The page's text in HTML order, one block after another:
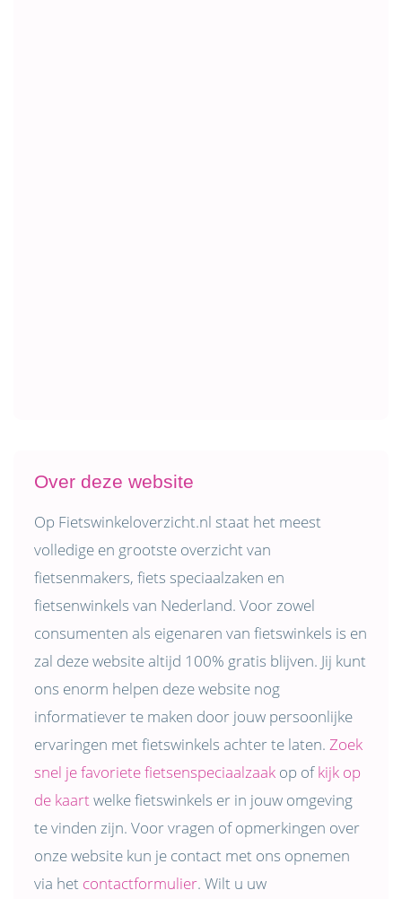
Over deze website
Op Fietswinkeloverzicht.nl staat het meest
volledige en grootste overzicht van
fietsenmakers, fiets speciaalzaken en
fietsenwinkels van Nederland. Voor zowel
consumenten als eigenaren van fietswinkels is en
zal deze website altijd 100% gratis blijven. Jij kunt
ons enorm helpen deze website nog
informatiever te maken door jouw persoonlijke
ervaringen met fietswinkels achter te laten. Zoek
snel je favoriete fietsenspeciaalzaakop ofkijk op
de kaartwelke fietswinkels er in jouw omgeving
te vinden zijn. Voor vragen of opmerkingen over
onze website kun je contact met ons opnemen
via het contactformulier. Wilt u uw